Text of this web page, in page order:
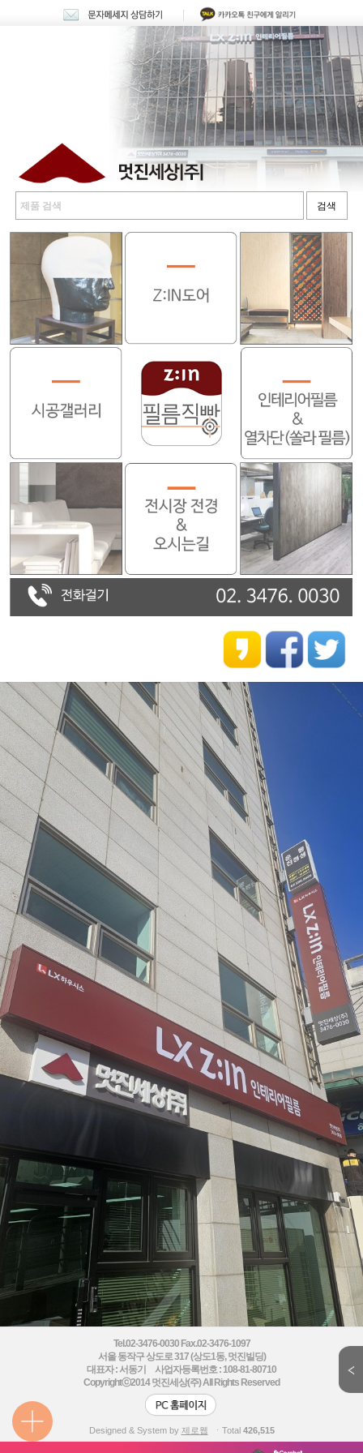
Tel.02-3476-0030 Fax.02-3476-1097
서울 동작구 상도로 317 (상도1동, 멋진빌딩)
대표자 : 서동기 사업자등록번호 : 108-81-80710
Copyrightⓒ2014멋진세상(주) All Rights Reserved
Designed & System by 제로웹 ㆍTotal 426,515